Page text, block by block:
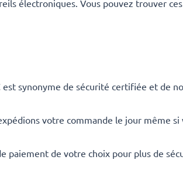
électroniques. Vous pouvez trouver
est synonyme de sécurité certifiée et de
votre commande le jour même
paiement de votre choix pour plus de